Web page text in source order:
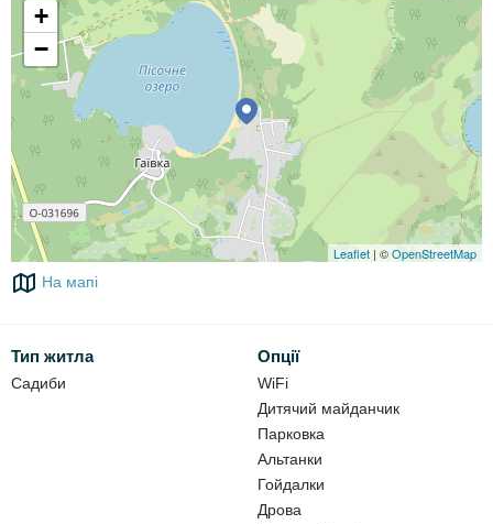
Двокімнатний восьмимісний номер:
дві чотиримісні кімнати (в кожній двоспальне та два
односпальних ліжка, шафа, постіль, в одній з кімнат телевізор
(Т2)), кухня (газова плита, холодильник, мікрохвильовка,
електрочайник, мийка, посуд), санвузол (душова кабіна, туалет,
умивальник).
Перед номерами окрема крита тераса та мангал.
Ціна:
Двокімнатний шестимісний номер - 3000 грн/доба.
Двокімнатний восьмимісний номер - 4000 грн/доба.
До ваших послуг:
автостоянка;
альтанки;
+
−
Leaflet | ©OpenStreetMap
На мапі
Тип житла
Садиби
Опції
WiFi
Дитячий майданчик
Парковка
Альтанки
Гойдалки
Дрова